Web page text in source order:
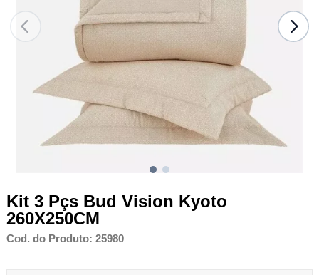
Kit 3 Pçs Bud Vision Kyoto
260X250CM
Cod. do Produto: 25980